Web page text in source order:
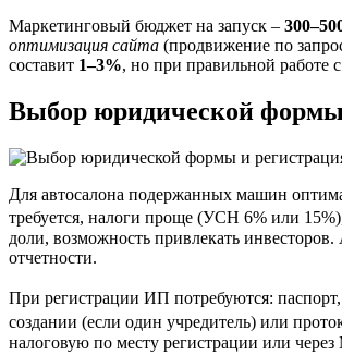
Маркетинговый бюджет на запуск –
оптимизация сайта (продвижение по
составит 1–3%, но при правильной работе
Выбор юридической формы
Для автосалона подержанных машин
требуется, налоги проще (УСН 6% или
доли, возможность привлекать
отчетности.
При регистрации ИП потребуются:
создании (если один учредитель) или
налоговую по месту регистрации или